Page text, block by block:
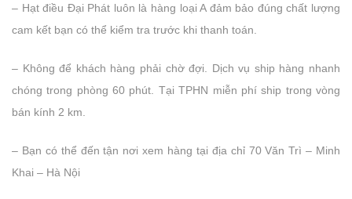
– Hạt điều Đại Phát luôn là hàng loại A đảm bảo đúng chất lượng
cam kết bạn có thể kiểm tra trước khi thanh toán.
– Không để khách hàng phải chờ đợi. Dịch vụ ship hàng nhanh
chóng trong phòng 60 phút. Tại TPHN miễn phí ship trong vòng
bán kính 2 km.
– Bạn có thể đến tận nơi xem hàng tại địa chỉ 70 Văn Trì – Minh
Khai – Hà Nội